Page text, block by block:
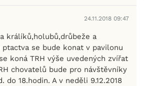
24.11.2018 09:47
králíků,holubů,drůbeže a
se bude konat v pavilonu
koná TRH výše uvedených zvířat
chovatelů bude pro návštěvníky
do 18.hodin. A v neděli 9.12.2018